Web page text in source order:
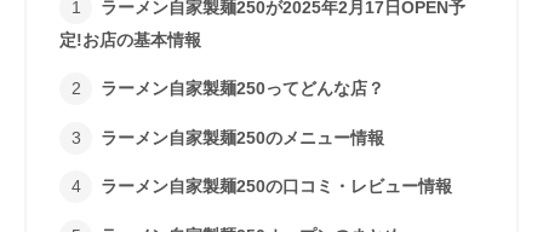
ラーメン自家製麺250が2025年2月17日OPEN予
定!お店の基本情報
ラーメン自家製麺250ってどんな店？
ラーメン自家製麺250のメニュー情報
ラーメン自家製麺250の口コミ・レビュー情報